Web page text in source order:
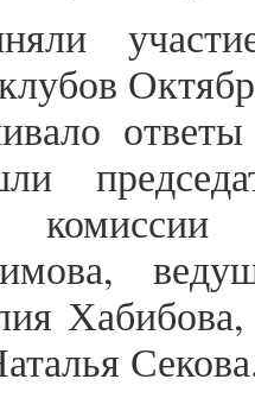
комиссии
Хабибова,